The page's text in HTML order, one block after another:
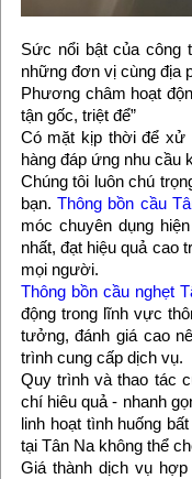
Sức nổi bật của công
những đơn vị cùng địa
Phương châm hoạt
tận gốc, triệt để”
Có mặt kịp thời để xử
hàng đáp ứng nhu cầu
Chúng tôi luôn chú
bạn.Thông bồn cầu
móc chuyên dụng
nhất, đạt hiệu quả cao
mọi người.
Thông bồn cầu nghẹt
động trong lĩnh vực
tưởng, đánh giá cao
trình cung cấp dịch vụ.
Quy trình và thao tác
chí hiêu quả - nhanh
linh hoạt tình huống
tại Tân Na không thể
Giá thành dịch vụ